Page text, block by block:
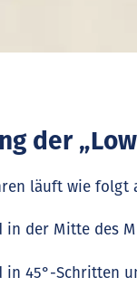
der
läuft wie folgt
in der Mitte des
in 45°-Schritten